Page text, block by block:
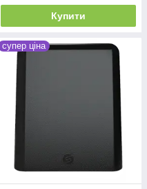
Купити
супер ціна